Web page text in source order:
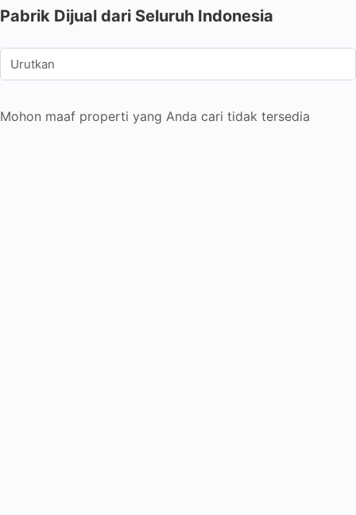
Pabrik Dijual dari Seluruh Indonesia
Mohon maaf properti yang Anda cari tidak tersedia